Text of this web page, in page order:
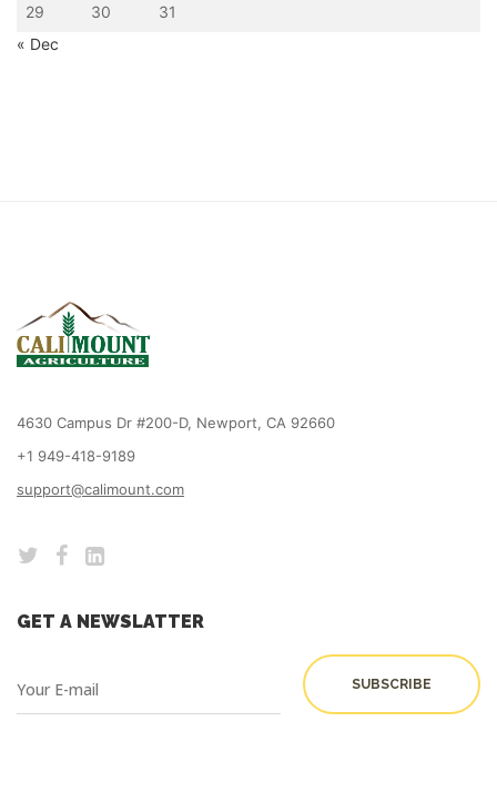
29 30
31
« Dec
4630 Campus Dr #200-D, Newport, CA 92660
+1 949-418-9189
support@calimount.com
GET A NEWSLATTER